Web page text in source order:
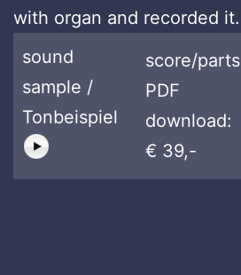
with organ and recorded it.
sound
sample /
Tonbeispiel
score/parts
PDF
download:
€ 39,-